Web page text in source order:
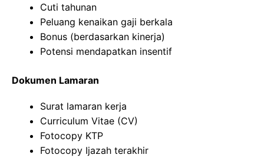
Cuti tahunan
Peluang kenaikan gaji berkala
Bonus (berdasarkan kinerja)
Potensi mendapatkan insentif
Dokumen Lamaran
Surat lamaran kerja
Curriculum Vitae (CV)
Fotocopy KTP
Fotocopy Ijazah terakhir